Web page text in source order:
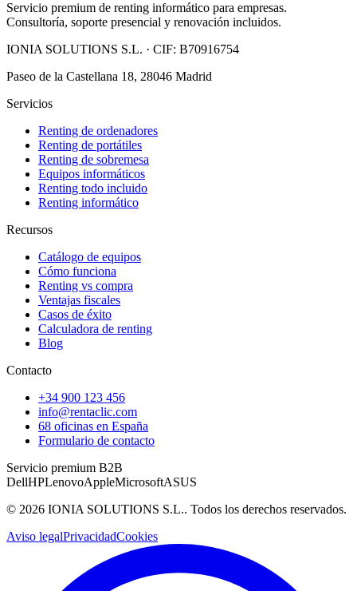
Servicio premium de renting informático para empresas.
Consultoría, soporte presencial y renovación incluidos.
IONIA SOLUTIONS S.L. · CIF: B70916754
Paseo de la Castellana 18, 28046 Madrid
Servicios
Renting de ordenadores
Renting de portátiles
Renting de sobremesa
Equipos informáticos
Renting todo incluido
Renting informático
Recursos
Catálogo de equipos
Cómo funciona
Renting vs compra
Ventajas fiscales
Casos de éxito
Calculadora de renting
Blog
Contacto
+34 900 123 456
info@rentaclic.com
68 oficinas en España
Formulario de contacto
Servicio premium B2B
DellHPLenovoAppleMicrosoftASUS
© 2026 IONIA SOLUTIONS S.L.. Todos los derechos reservados.
Aviso legalPrivacidadCookies